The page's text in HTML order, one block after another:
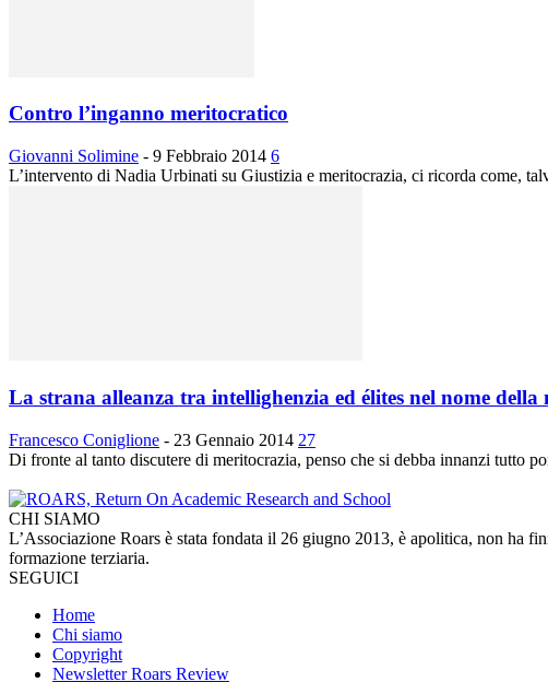
Contro l’inganno meritocratico
Giovanni Solimine - 9 Febbraio 2014 6
L’intervento di Nadia Urbinati su Giustizia e meritocrazia, ci ricorda come,
La strana alleanza tra intellighenzia ed élites nel nome della
Francesco Coniglione - 23 Gennaio 2014 27
Di fronte al tanto discutere di meritocrazia, penso che si debba innanzi tutto
CHI SIAMO
L’Associazione Roars è stata fondata il 26 giugno 2013, è apolitica, non ha
formazione terziaria.
SEGUICI
Home
Chi siamo
Copyright
Newsletter Roars Review